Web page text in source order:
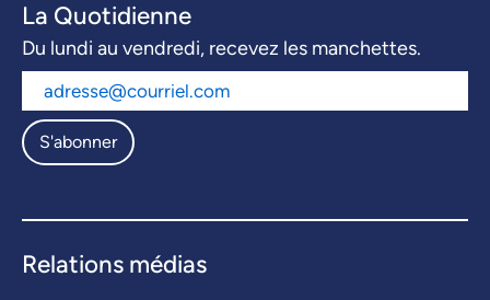
La Quotidienne
Du lundi au vendredi, recevez les manchettes.
S'abonner
Relations médias